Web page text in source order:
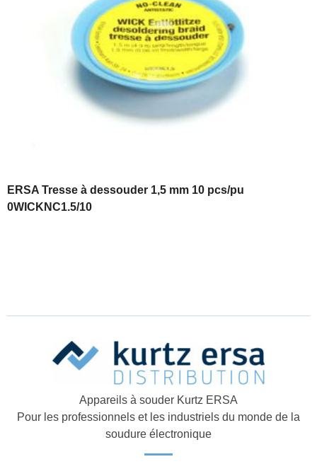
ERSA Tresse à dessouder 1,5 mm 10 pcs/pu
0WICKNC1.5/10
Appareils à souder Kurtz ERSA
Pour les professionnels et les industriels du monde de la
soudure électronique